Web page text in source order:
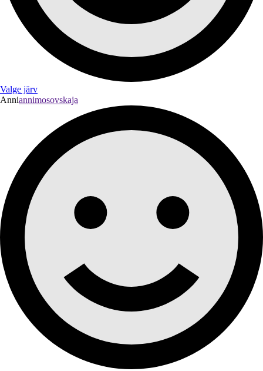
Valge järv
Anniannimosovskaja